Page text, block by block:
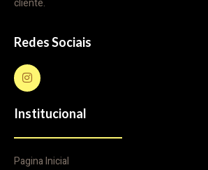
cliente.
Redes Sociais
Institucional
Pagina Inicial